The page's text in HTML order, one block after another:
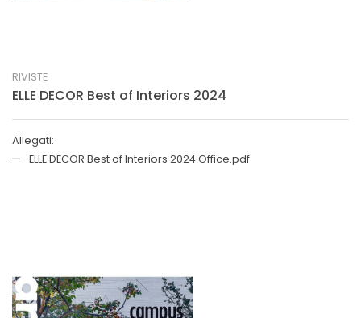
RIVISTE
ELLE DECOR Best of Interiors 2024
Allegati:
ELLE DECOR Best of Interiors 2024 Office.pdf